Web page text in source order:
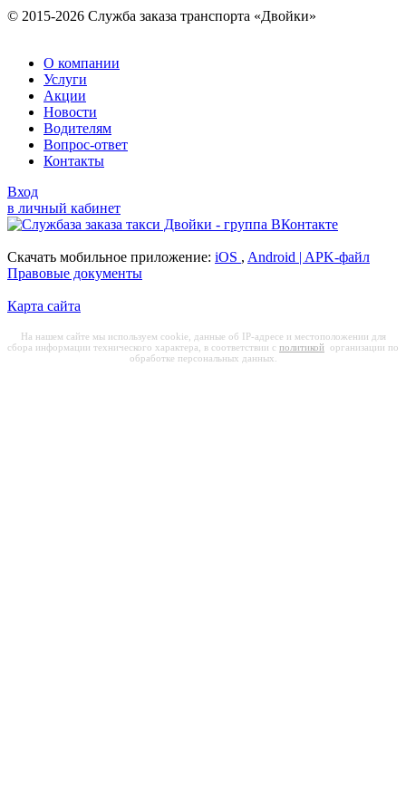
© 2015-2026 Служба заказа транспорта «Двойки»
О компании
Услуги
Акции
Новости
Водителям
Вопрос-ответ
Контакты
Вход
в личный кабинет
Скачать мобильное приложение: iOS , Android | APK-файл
Правовые документы
Карта сайта
На нашем сайте мы используем cookie, данные об IP-адресе и местоположении для
сбора информации технического характера, в соответствии с политикой организации по
обработке персональных данных.